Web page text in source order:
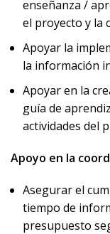
enseñanza /
el proyecto y la
Apoyar la
la información
Apoyar en la
guía de
actividades del
Apoyo en la
Asegurar el
tiempo de
presupuesto